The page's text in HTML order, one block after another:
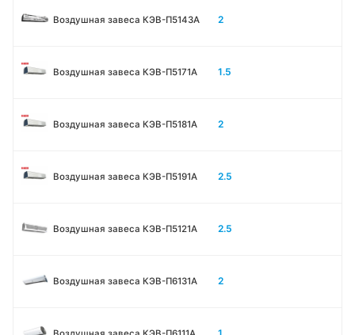
Воздушная завеса КЭВ-П5143A 2
Воздушная завеса КЭВ-П5171А 1.5
Воздушная завеса КЭВ-П5181А 2
Воздушная завеса КЭВ-П5191А 2.5
Воздушная завеса КЭВ-П5121А 2.5
Воздушная завеса КЭВ-П6131A 2